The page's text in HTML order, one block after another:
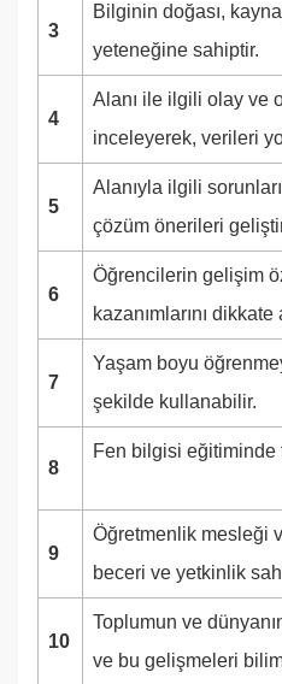
3
Bilginin doğası,
yeteneğine sahiptir.
4
Alanı ile ilgili olay ve
inceleyerek, verileri
5
Alanıyla ilgili
çözüm önerileri
6
Öğrencilerin gelişim
kazanımlarını
7
Yaşam boyu
şekilde kullanabilir.
8
Fen bilgisi eğitiminde
9
Öğretmenlik mesleği
beceri ve yetkinlik
10
Toplumun ve
ve bu gelişmeleri